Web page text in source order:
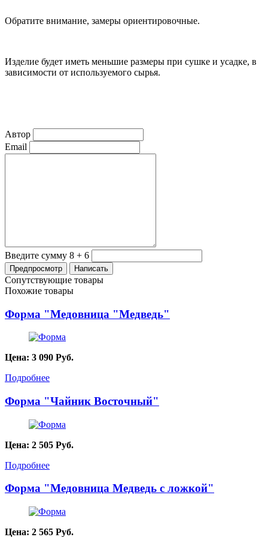
Обратите внимание, замеры ориентировочные.
Изделие будет иметь меньшие размеры при сушке и усадке, в
зависимости от используемого сырья.
Автор
Email
Введите сумму 8 + 6
Сопутствующие товары
Похожие товары
Форма "Медовница "Медведь"
Цена: 3 090 Руб.
Подробнее
Форма "Чайник Восточный"
Цена: 2 505 Руб.
Подробнее
Форма "Медовница Медведь с ложкой"
Цена: 2 565 Руб.